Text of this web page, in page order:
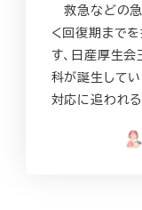
救急などの
く回復期まで
す、日産厚生
科が誕生して
対応に追われ